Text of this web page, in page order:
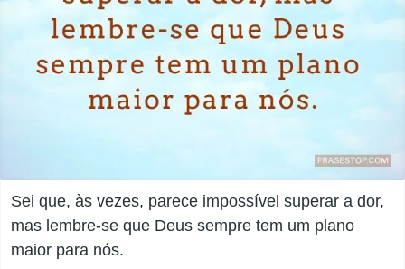
Sei que, às vezes, parece impossível superar a dor,
mas lembre-se que Deus sempre tem um plano
maior para nós.